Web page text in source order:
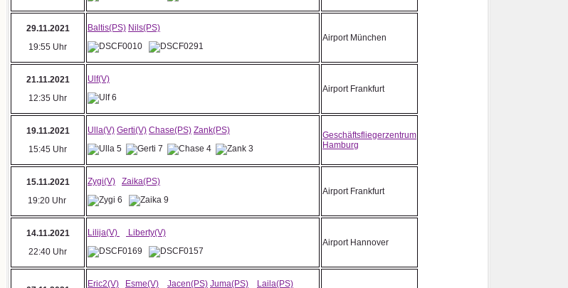
29.11.2021
19:55 Uhr
Baltis(PS) Nils(PS)
Airport München
21.11.2021
12:35 Uhr
Ulf(V)
Airport Frankfurt
19.11.2021
15:45 Uhr
Ulla(V) Gerti(V) Chase(PS) Zank(PS)
Geschäftsfliegerzentrum
Hamburg
15.11.2021
19:20 Uhr
Zygi(V)
Zaika(PS)
Airport Frankfurt
14.11.2021
22:40 Uhr
Lilija(V)
Liberty(V)
Airport Hannover
Eric2(V) Esme(V) Jacen(PS) Juma(PS)
Laila(PS)